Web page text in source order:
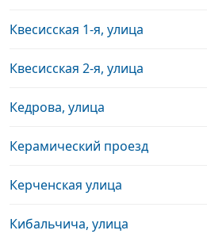
Квесисская 1-я, улица
Квесисская 2-я, улица
Кедрова, улица
Керамический проезд
Керченская улица
Кибальчича, улица